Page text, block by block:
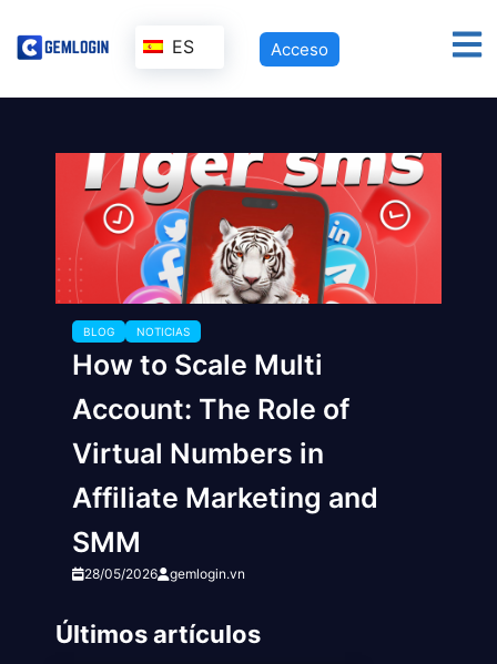
ES Acceso
BLOG NOTICIAS
How to Scale Multi
Account: The Role of
Virtual Numbers in
Affiliate Marketing and
SMM
28/05/2026 gemlogin.vn
Últimos artículos